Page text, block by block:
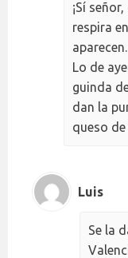
¡Sí
respira
aparecen.
Lo de
guinda
dan la
queso
Luis
Se la